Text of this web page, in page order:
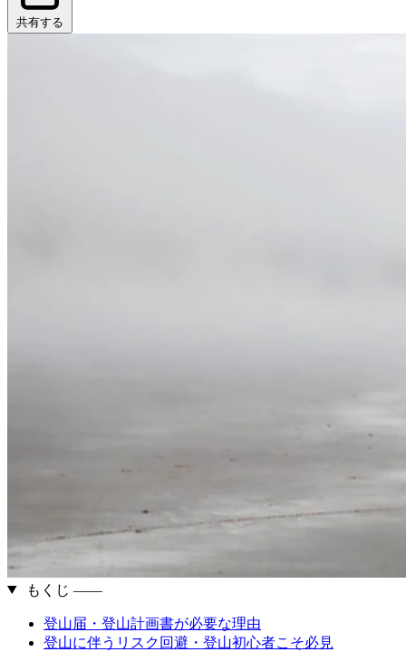
共有する
もくじ ――
登山届・登山計画書が必要な理由
登山に伴うリスク回避・登山初心者こそ必見